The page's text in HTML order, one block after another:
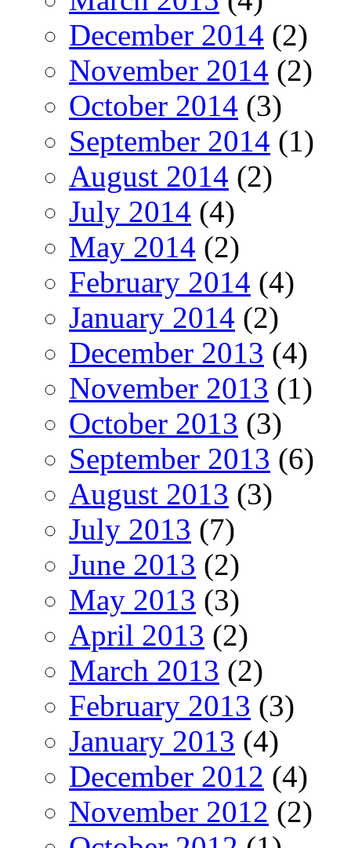
December 2014 (2)
November 2014 (2)
October 2014 (3)
September 2014 (1)
August 2014 (2)
July 2014 (4)
May 2014 (2)
February 2014 (4)
January 2014 (2)
December 2013 (4)
November 2013 (1)
October 2013 (3)
September 2013 (6)
August 2013 (3)
July 2013 (7)
June 2013 (2)
May 2013 (3)
April 2013 (2)
March 2013 (2)
February 2013 (3)
January 2013 (4)
December 2012 (4)
November 2012 (2)